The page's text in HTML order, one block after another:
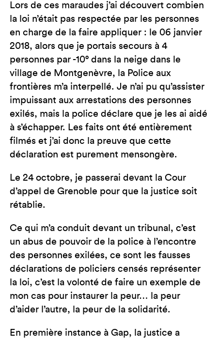
Lors de ces maraudes j’ai découvert combien
la loi n’était pas respectée par les personnes
en charge de la faire appliquer : le 06 janvier
2018, alors que je portais secours à 4
personnes par -10° dans la neige dans le
village de Montgenèvre, la Police aux
frontières m’a interpellé. Je n’ai pu qu’assister
impuissant aux arrestations des personnes
exilés, mais la police déclare que je les ai aidé
à s’échapper. Les faits ont été entièrement
filmés et j’ai donc la preuve que cette
déclaration est purement mensongère.
Le 24 octobre, je passerai devant la Cour
d’appel de Grenoble pour que la justice soit
rétablie.
Ce qui m’a conduit devant un tribunal, c’est
un abus de pouvoir de la police à l’encontre
des personnes exilées, ce sont les fausses
déclarations de policiers censés représenter
la loi, c’est la volonté de faire un exemple de
mon cas pour instaurer la peur… la peur
d’aider l’autre, la peur de la solidarité.
En première instance à Gap, la justice a